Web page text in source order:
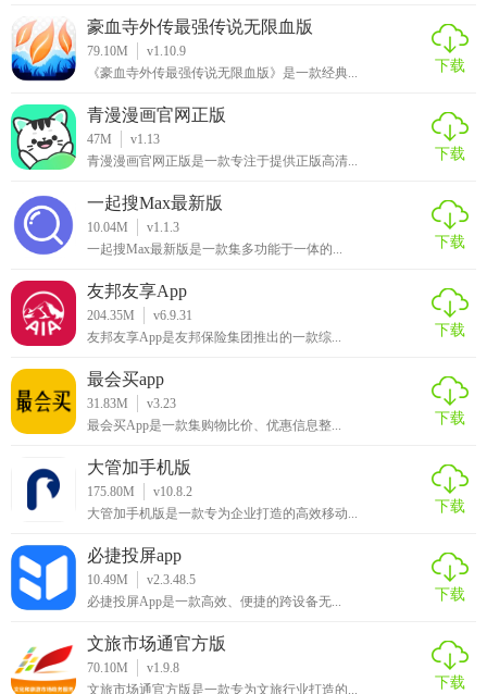
方20年功勋赵建昆老师，“单词王”曲根老师，“写作一姐”王菲
老师领衔考神团队倾情打造360度无死角学习体系！
课程涵盖高中英语、语文、数学、物理、化学、生物...原新东
方高考英语教学专家钟平老师，原清华附中化学名师陆艳华
领衔“有道牛师团”让你的学习更加轻松有趣！
5.考研
课程涵盖考研政治、英语一、英语二、数学...精心的服务，精
良的课程，精勤的老师，2021考研，陪你一起成功！
课程涵盖雅思、托福等多门精品课程，全方位补足短板，实
现快速提分，直抵世界名校！
【有道精品课app亮点】
- 专业规划：1v1选课答疑，帮你搞定学习计划；
- 新人礼包：全科牛师好课，精选学习资料大赠送；
- 智能伴学：ai技术搭配品质内容，记录进步轨迹，个性化学
- 优选资料：精编笔记，海量干货助你破解难题；
豪血寺外传最强传说无限血版
79.10M
v1.10.9
《豪血寺外传最强传说无限血版》是一款经典...
下载
青漫漫画官网正版
47M
v1.13
青漫漫画官网正版是一款专注于提供正版高清...
下载
一起搜Max最新版
10.04M
v1.1.3
一起搜Max最新版是一款集多功能于一体的...
下载
友邦友享App
204.35M
v6.9.31
友邦友享App是友邦保险集团推出的一款综...
下载
最会买app
31.83M
v3.23
最会买App是一款集购物比价、优惠信息整...
下载
大管加手机版
175.80M
v10.8.2
大管加手机版是一款专为企业打造的高效移动...
下载
必捷投屏app
10.49M
v2.3.48.5
必捷投屏App是一款高效、便捷的跨设备无...
下载
文旅市场通官方版
70.10M
v1.9.8
文旅市场通官方版是一款专为文旅行业打造的...
下载